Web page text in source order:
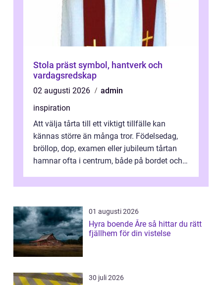
Stola präst symbol, hantverk och
vardagsredskap
02 augusti 2026
admin
inspiration
Att välja tårta till ett viktigt tillfälle kan
kännas större än många tror. Födelsedag,
bröllop, dop, examen eller jubileum tårtan
hamnar ofta i centrum, både på bordet och i
01 augusti 2026
Hyra boende Åre så hittar du rätt
fjällhem för din vistelse
30 juli 2026